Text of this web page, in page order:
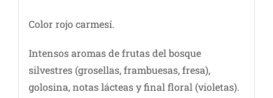
Color rojo carmesí.
Intensos aromas de frutas del bosque
silvestres (grosellas, frambuesas, fresa),
golosina, notas lácteas y final floral (violetas).